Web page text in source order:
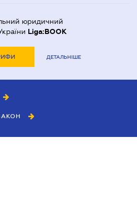
юридичний
Liga:BOOK
ДЕТАЛЬНІШЕ